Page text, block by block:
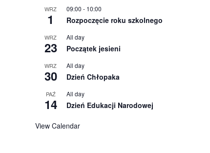
WRZ
1
09:00 - 10:00
Rozpoczęcie roku szkolnego
WRZ
23
All day
Początek jesieni
WRZ
30
All day
Dzień Chłopaka
PAŹ
14
All day
Dzień Edukacji Narodowej
View Calendar